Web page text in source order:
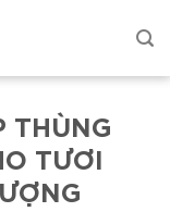
THÙNG
TƯƠI